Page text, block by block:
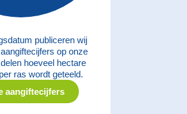
publiceren wij
op onze
hoeveel hectare
ras wordt geteeld.
aangiftecijfers